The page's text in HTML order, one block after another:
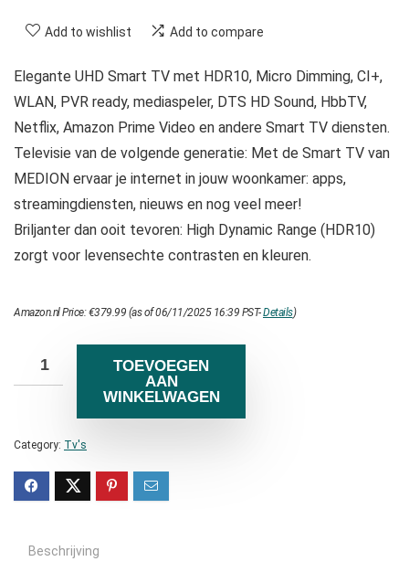
Add to wishlist Add to compare
Elegante UHD Smart TV met HDR10, Micro Dimming, CI+,
WLAN, PVR ready, mediaspeler, DTS HD Sound, HbbTV,
Netflix, Amazon Prime Video en andere Smart TV diensten.
Televisie van de volgende generatie: Met de Smart TV van
MEDION ervaar je internet in jouw woonkamer: apps,
streamingdiensten, nieuws en nog veel meer!
Briljanter dan ooit tevoren: High Dynamic Range (HDR10)
zorgt voor levensechte contrasten en kleuren.
Amazon.nl Price:€379.99 (as of 06/11/2025 16:39 PST-Details)
TOEVOEGEN
AAN
WINKELWAGEN
Category: Tv's
Beschrijving